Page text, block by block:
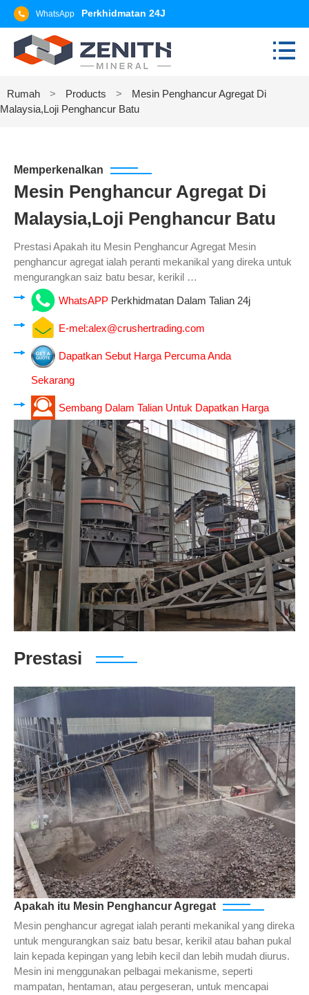
WhatsApp Perkhidmatan 24J
Rumah > Products >
Mesin Penghancur Agregat Di
Malaysia,Loji Penghancur Batu
Memperkenalkan
Mesin Penghancur Agregat Di
Malaysia,Loji Penghancur Batu
Prestasi Apakah itu Mesin Penghancur Agregat Mesin
penghancur agregat ialah peranti mekanikal yang direka untuk
mengurangkan saiz batu besar, kerikil …
WhatsAPP Perkhidmatan Dalam Talian 24j
E-mel:alex@crushertrading.com
Dapatkan Sebut Harga Percuma Anda
Sekarang
Sembang Dalam Talian Untuk Dapatkan Harga
Prestasi
Apakah itu Mesin Penghancur Agregat
Mesin penghancur agregat ialah peranti mekanikal yang direka
untuk mengurangkan saiz batu besar, kerikil atau bahan pukal
lain kepada kepingan yang lebih kecil dan lebih mudah diurus.
Mesin ini menggunakan pelbagai mekanisme, seperti
mampatan, hentaman, atau pergeseran, untuk mencapai